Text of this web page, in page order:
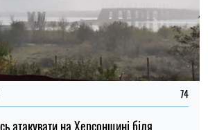
74
атакувати на Херсонщині біля